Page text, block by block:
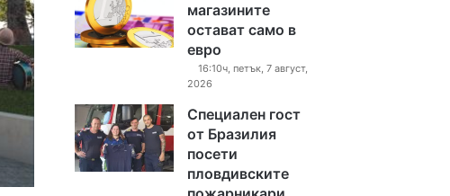
магазините
остават само в
евро
16:10ч, петък, 7 август,
2026
Специален гост
от Бразилия
посети
пловдивските